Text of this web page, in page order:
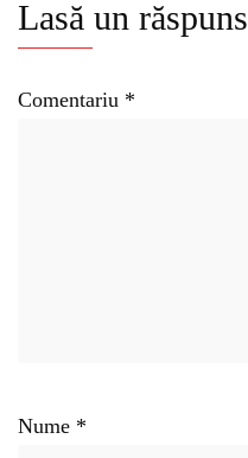
Lasă un răspuns
Comentariu *
Nume *